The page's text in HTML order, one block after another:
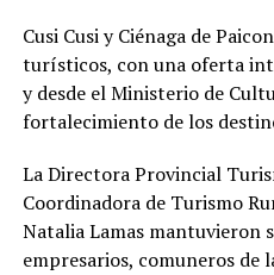
Cusi Cusi y Ciénaga de
turísticos, con una oferta
y desde el Ministerio de
fortalecimiento de los
La Directora Provincial
Coordinadora de Turismo
Natalia Lamas mantuvieron
empresarios, comuneros de